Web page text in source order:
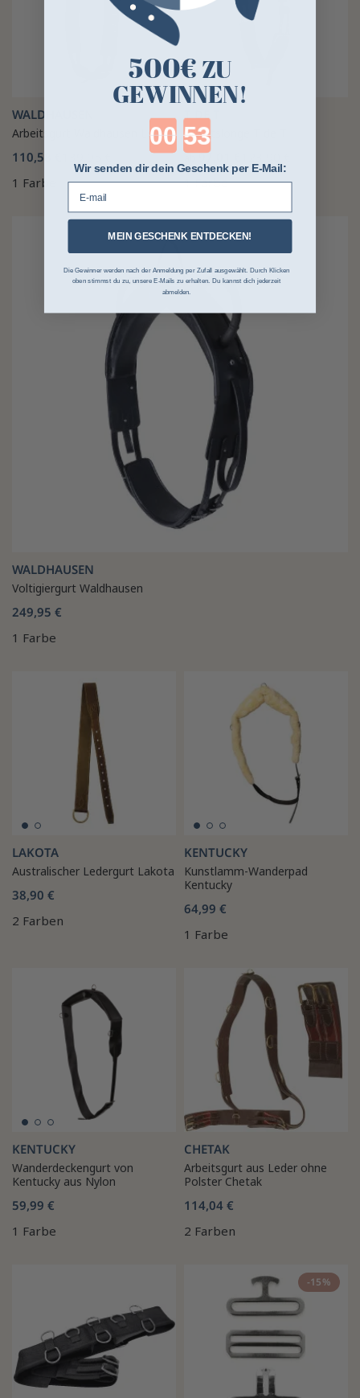
WALDHAUSEN
Arbeitsgurt Waldhausen Leder
110,58 €
1 Farbe
Arbeitslonge T de T
ab97,01 €
1 Farbe
WALDHAUSEN
Voltigiergurt Waldhausen
249,95 €
1 Farbe
LAKOTA
Australischer Ledergurt Lakota
38,90 €
2 Farben
KENTUCKY
Kunstlamm-Wanderpad
Kentucky
64,99 €
1 Farbe
KENTUCKY
Wanderdeckengurt von
Kentucky aus Nylon
59,99 €
1 Farbe
CHETAK
Arbeitsgurt aus Leder ohne
Polster Chetak
114,04 €
2 Farben
-15%
500€ ZU
GEWINNEN!
Countdown ends in:
Wir senden dir dein Geschenk per E-Mail:
MEIN GESCHENK ENTDECKEN!
Die Gewinner werden nach der Anmeldung per Zufall ausgewählt. Durch Klicken
oben stimmst du zu, unsere E-Mails zu erhalten. Du kannst dich jederzeit
abmelden.